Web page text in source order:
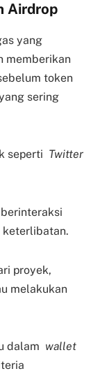
Airdrop
yang
memberikan
token
sering
seperti Twitter
keterlibatan.
proyek,
melakukan
dalam wallet